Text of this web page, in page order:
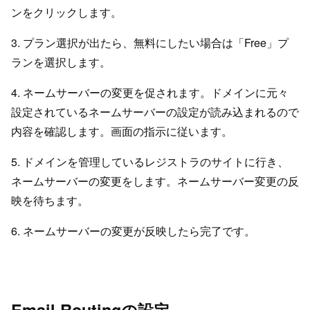
ンをクリックします。
3. プラン選択が出たら、無料にしたい場合は「Free」プ
ランを選択します。
4. ネームサーバーの変更を促されます。ドメインに元々
設定されているネームサーバーの設定が読み込まれるので
内容を確認します。画面の指示に従います。
5. ドメインを管理しているレジストラのサイトに行き、
ネームサーバーの変更をします。ネームサーバー変更の反
映を待ちます。
6. ネームサーバーの変更が反映したら完了です。